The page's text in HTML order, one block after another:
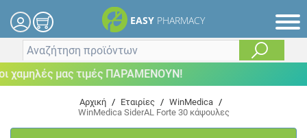
EASY PHARMACY
μας τιμές ΠΑΡΑΜΕΝΟΥΝ!
Αρχική / Εταιρίες / WinMedica /
WinMedica SiderAL Forte 30 κάψουλες